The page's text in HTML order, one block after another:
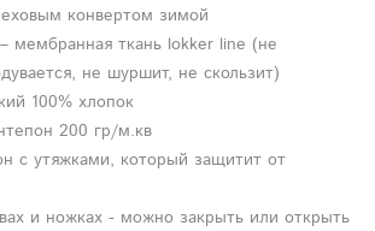
конвертом зимой
мембранная ткань lokker line (не
не шуршит, не скользит)
100% хлопок
200 гр/м.кв
с утяжками, который защитит от
и ножках - можно закрыть или открыть